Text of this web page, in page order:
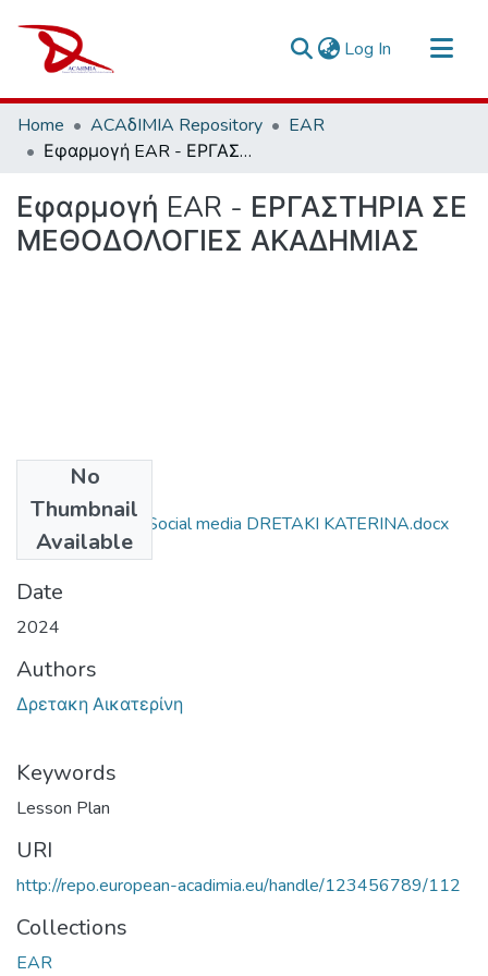
Log In (current)
Repository
Sort By
Home ACAδIMIA Repository
EAR
Εφαρμογή EAR - ΕΡΓΑΣΤΗΡΙΑ ΣΕ ΜΕΘΟΔΟΛΟΓΙΕΣ ΑΚΑΔΗΜΙΑΣ
Εφαρμογή EAR - ΕΡΓΑΣΤΗΡΙΑ ΣΕ
ΜΕΘΟΔΟΛΟΓΙΕΣ ΑΚΑΔΗΜΙΑΣ
No
Thumbnail
Available
Εφαρμογή EAR Social media DRETAKI KATERINA.docx
(1.9 MB)
Date
2024
Authors
Δρετακη Αικατερίνη
Keywords
Lesson Plan
URI
http://repo.european-acadimia.eu/handle/123456789/112
Collections
EAR